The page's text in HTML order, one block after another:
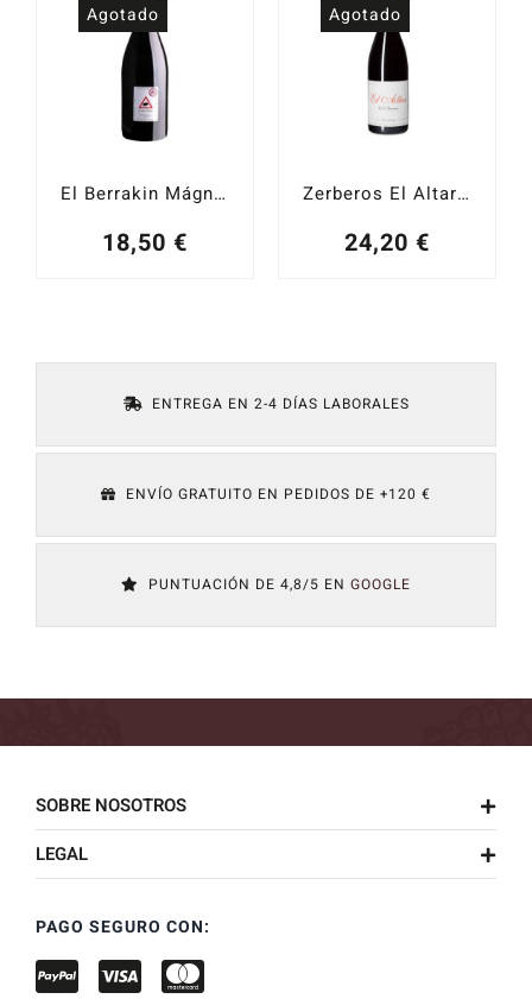
Agotado
El Berrakin Mágnum 2022
18,50 €
Agotado
Zerberos El Altar 2018
24,20 €
ENTREGA EN 2-4 DÍAS LABORALES
ENVÍO GRATUITO EN PEDIDOS DE +120 €
PUNTUACIÓN DE 4,8/5 EN GOOGLE
SOBRE NOSOTROS
LEGAL
PAGO SEGURO CON: